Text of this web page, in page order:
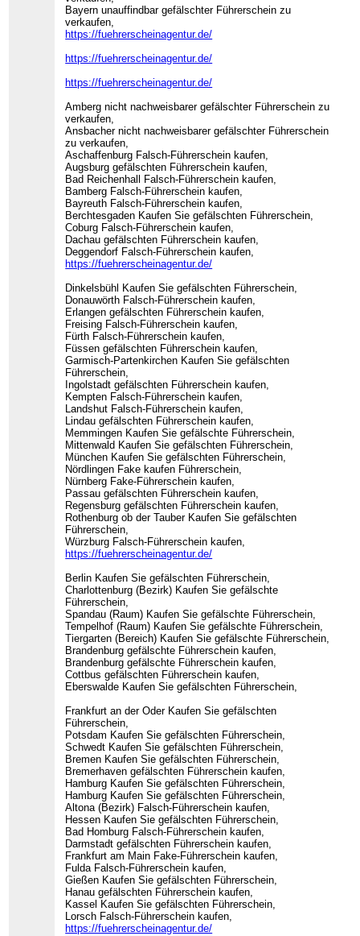
Bayern unauffindbar gefälschter Führerschein zu
verkaufen,
https://fuehrerscheinagentur.de/
https://fuehrerscheinagentur.de/
https://fuehrerscheinagentur.de/
Amberg nicht nachweisbarer gefälschter Führerschein zu
verkaufen,
Ansbacher nicht nachweisbarer gefälschter Führerschein
zu verkaufen,
Aschaffenburg Falsch-Führerschein kaufen,
Augsburg gefälschten Führerschein kaufen,
Bad Reichenhall Falsch-Führerschein kaufen,
Bamberg Falsch-Führerschein kaufen,
Bayreuth Falsch-Führerschein kaufen,
Berchtesgaden Kaufen Sie gefälschten Führerschein,
Coburg Falsch-Führerschein kaufen,
Dachau gefälschten Führerschein kaufen,
Deggendorf Falsch-Führerschein kaufen,
https://fuehrerscheinagentur.de/
Dinkelsbühl Kaufen Sie gefälschten Führerschein,
Donauwörth Falsch-Führerschein kaufen,
Erlangen gefälschten Führerschein kaufen,
Freising Falsch-Führerschein kaufen,
Fürth Falsch-Führerschein kaufen,
Füssen gefälschten Führerschein kaufen,
Garmisch-Partenkirchen Kaufen Sie gefälschten
Führerschein,
Ingolstadt gefälschten Führerschein kaufen,
Kempten Falsch-Führerschein kaufen,
Landshut Falsch-Führerschein kaufen,
Lindau gefälschten Führerschein kaufen,
Memmingen Kaufen Sie gefälschte Führerschein,
Mittenwald Kaufen Sie gefälschten Führerschein,
München Kaufen Sie gefälschten Führerschein,
Nördlingen Fake kaufen Führerschein,
Nürnberg Fake-Führerschein kaufen,
Passau gefälschten Führerschein kaufen,
Regensburg gefälschten Führerschein kaufen,
Rothenburg ob der Tauber Kaufen Sie gefälschten
Führerschein,
Würzburg Falsch-Führerschein kaufen,
https://fuehrerscheinagentur.de/
Berlin Kaufen Sie gefälschten Führerschein,
Charlottenburg (Bezirk) Kaufen Sie gefälschte
Führerschein,
Spandau (Raum) Kaufen Sie gefälschte Führerschein,
Tempelhof (Raum) Kaufen Sie gefälschte Führerschein,
Tiergarten (Bereich) Kaufen Sie gefälschte Führerschein,
Brandenburg gefälschte Führerschein kaufen,
Brandenburg gefälschte Führerschein kaufen,
Cottbus gefälschten Führerschein kaufen,
Eberswalde Kaufen Sie gefälschten Führerschein,
Frankfurt an der Oder Kaufen Sie gefälschten
Führerschein,
Potsdam Kaufen Sie gefälschten Führerschein,
Schwedt Kaufen Sie gefälschten Führerschein,
Bremen Kaufen Sie gefälschten Führerschein,
Bremerhaven gefälschten Führerschein kaufen,
Hamburg Kaufen Sie gefälschten Führerschein,
Hamburg Kaufen Sie gefälschten Führerschein,
Altona (Bezirk) Falsch-Führerschein kaufen,
Hessen Kaufen Sie gefälschten Führerschein,
Bad Homburg Falsch-Führerschein kaufen,
Darmstadt gefälschten Führerschein kaufen,
Frankfurt am Main Fake-Führerschein kaufen,
Fulda Falsch-Führerschein kaufen,
Gießen Kaufen Sie gefälschten Führerschein,
Hanau gefälschten Führerschein kaufen,
Kassel Kaufen Sie gefälschten Führerschein,
Lorsch Falsch-Führerschein kaufen,
https://fuehrerscheinagentur.de/